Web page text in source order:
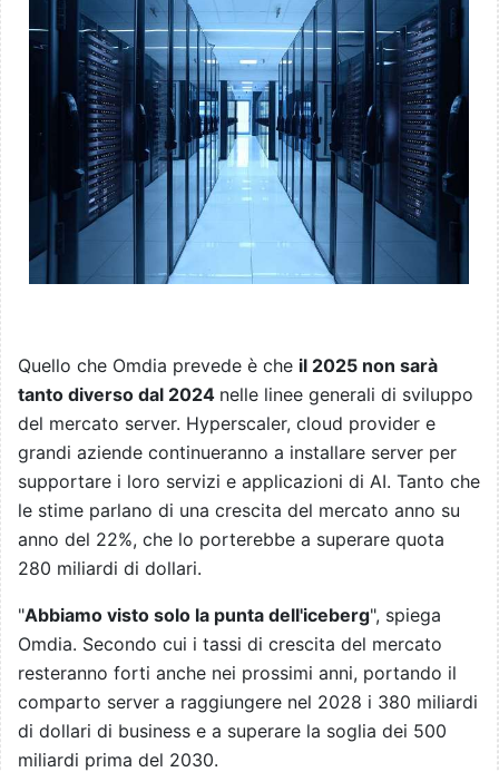
Quello che Omdia prevede è che il 2025 non sarà
tanto diverso dal 2024 nelle linee generali di sviluppo
del mercato server. Hyperscaler, cloud provider e
grandi aziende continueranno a installare server per
supportare i loro servizi e applicazioni di AI. Tanto che
le stime parlano di una crescita del mercato anno su
anno del 22%, che lo porterebbe a superare quota
280 miliardi di dollari.
"Abbiamo visto solo la punta dell'iceberg", spiega
Omdia. Secondo cui i tassi di crescita del mercato
resteranno forti anche nei prossimi anni, portando il
comparto server a raggiungere nel 2028 i 380 miliardi
di dollari di business e a superare la soglia dei 500
miliardi prima del 2030.